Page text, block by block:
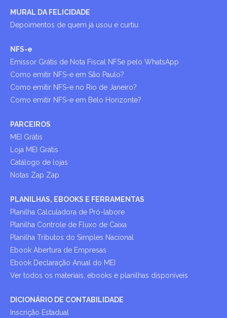
MURAL DA FELICIDADE
Depoimentos de quem já usou e curtiu
NFS-e
Emissor Grátis de Nota Fiscal NFSe pelo WhatsApp
Como emitir NFS-e em São Paulo?
Como emitir NFS-e no Rio de Janeiro?
Como emitir NFS-e em Belo Horizonte?
PARCEIROS
MEI Grátis
Loja MEI Grátis
Catálogo de lojas
Notas Zap Zap
PLANILHAS, EBOOKS E FERRAMENTAS
Planilha Calculadora de Pró-labore
Planilha Controle de Fluxo de Caixa
Planilha Tributos do Simples Nacional
Ebook Abertura de Empresas
Ebook Declaração Anual do MEI
Ver todos os materiais, ebooks e planilhas disponíveis
DICIONÁRIO DE CONTABILIDADE
Inscrição Estadual